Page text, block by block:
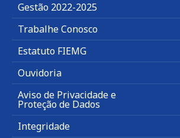
Gestão 2022-2025
Trabalhe Conosco
Estatuto FIEMG
Ouvidoria
Aviso de Privacidade e
Proteção de Dados
Integridade